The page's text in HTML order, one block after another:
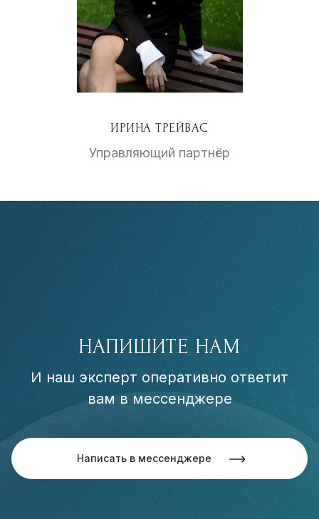
ИРИНА ТРЕЙВАС
Управляющий партнёр
НАПИШИТЕ НАМ
И наш эксперт оперативно ответит
вам в мессенджере
Написать в мессенджере